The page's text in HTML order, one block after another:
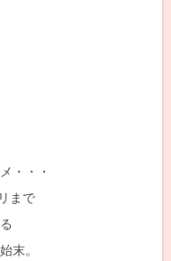
・・・
まで
末。